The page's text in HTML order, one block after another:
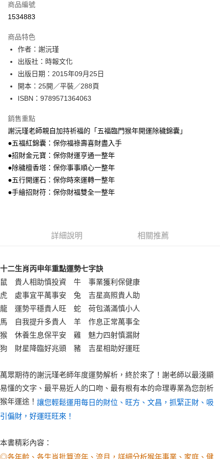
ATM付款
運送方式
付款後全家取貨
每筆NT$60，滿NT$499(含以上)免運費
付款後7-11取貨
每筆NT$60，滿NT$499(含以上)免運費
宅配
每筆NT$100，滿NT$499(含以上)免運費
商品編號
1534883
商品特色
作者：謝沅瑾
出版社：時報文化
出版日期：2015年09月25日
開本：25開／平裝／288頁
ISBN：9789571364063
銷售重點
謝沅瑾老師親自加持祈福的「五福臨門猴年開運除穢錦囊」
●五福紅錦囊：保你福祿壽喜財盡入手
●招財金元寶：保你財運亨通一整年
●除穢檀香塔：保你事事順心一整年
●五行開運石：保你時來運轉一整年
●手繪招財符：保你財福雙全一整年
詳細說明 相關推薦
十二生肖丙申年重點運勢七字訣
鼠 貴人相助慎投資 牛 事業獲利保健康
虎 處事宜平萬事安 兔 吉星高照貴人助
龍 運勢平穩貴人旺 蛇 荷包滿滿慎小人
馬 自我提升多貴人 羊 作息正常萬事全
猴 休養生息保平安 雞 魅力四射慎漏財
狗 財星降臨好兆頭 豬 吉星相助好運旺
萬眾期待的謝沅瑾老師年度運勢解析，終於來了！謝老師以最淺顯
易懂的文字、最平易近人的口吻、最有根有本的命理專業為您剖析
猴年運途！ 讓您輕鬆運用每日的財位、旺方、文昌，抓緊正財、吸
引偏財，好運旺旺來！
本書精彩內容：
◎各年齡、各生肖批算流年、流月，詳細分析猴年事業、家庭、健